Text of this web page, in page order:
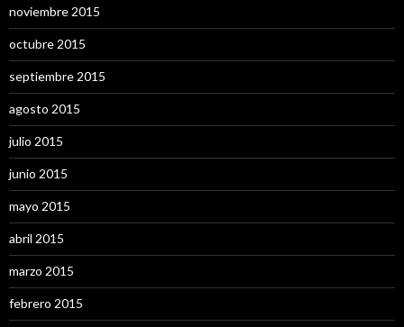
noviembre 2015
octubre 2015
septiembre 2015
agosto 2015
julio 2015
junio 2015
mayo 2015
abril 2015
marzo 2015
febrero 2015